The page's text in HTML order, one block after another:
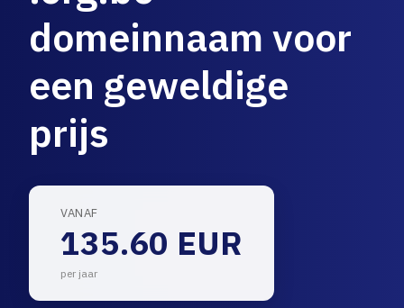
domeinnaam voor
een geweldige
prijs
VANAF
135.60 EUR
per jaar